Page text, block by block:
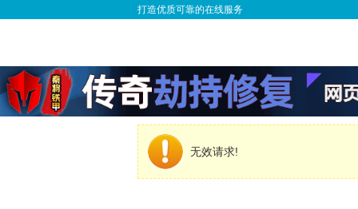
打造优质可靠的在线服务
无效请求!